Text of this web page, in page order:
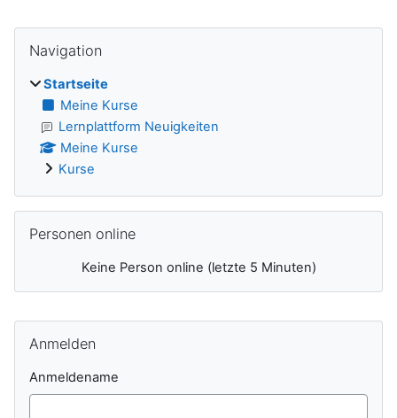
Blöcke
Navigation
Startseite
Meine Kurse
Lernplattform Neuigkeiten
Meine Kurse
Kurse
Personen online
Keine Person online (letzte 5 Minuten)
Ergänzungsblöcke
Anmelden
Anmeldename